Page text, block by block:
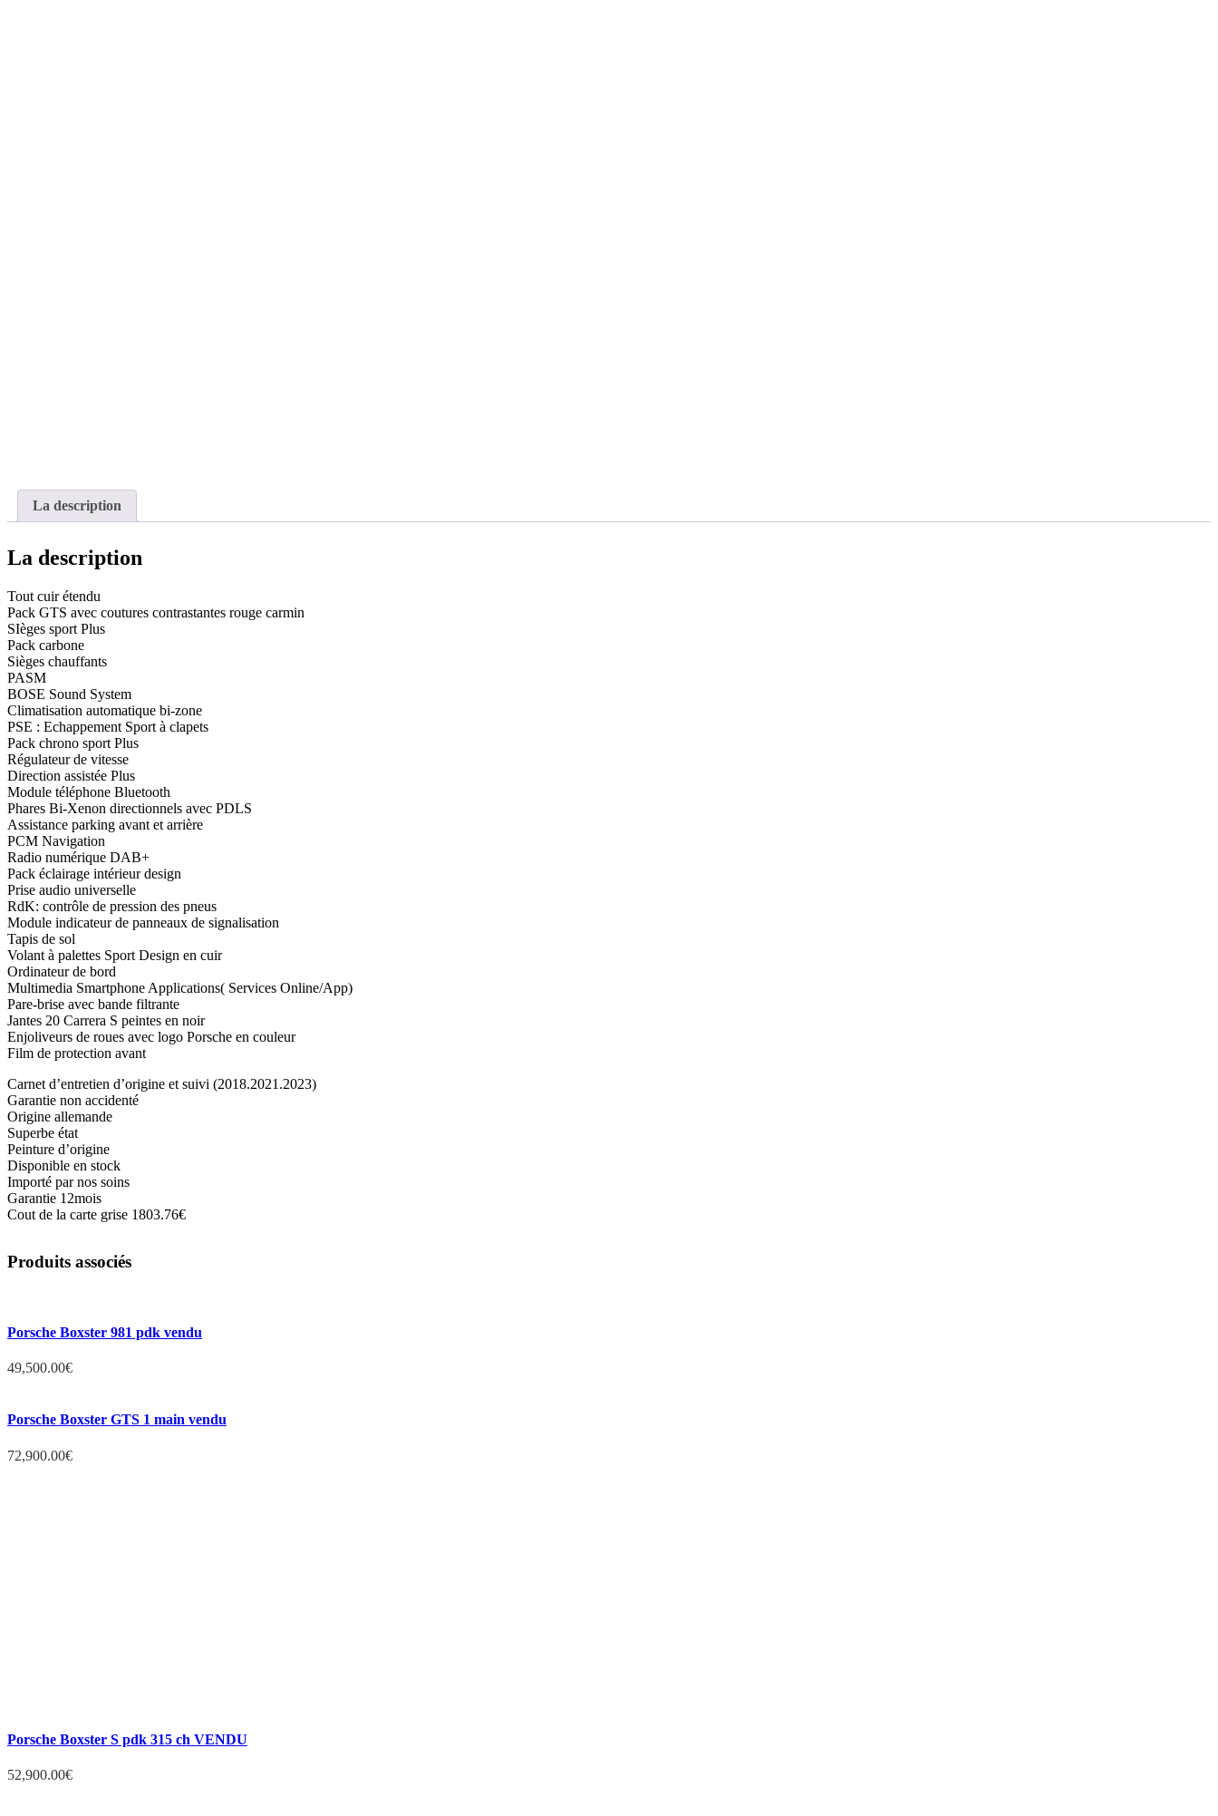
La description
La description
Tout cuir étendu
Pack GTS avec coutures contrastantes rouge carmin
SIèges sport Plus
Pack carbone
Sièges chauffants
PASM
BOSE Sound System
Climatisation automatique bi-zone
PSE : Echappement Sport à clapets
Pack chrono sport Plus
Régulateur de vitesse
Direction assistée Plus
Module téléphone Bluetooth
Phares Bi-Xenon directionnels avec PDLS
Assistance parking avant et arrière
PCM Navigation
Radio numérique DAB+
Pack éclairage intérieur design
Prise audio universelle
RdK: contrôle de pression des pneus
Module indicateur de panneaux de signalisation
Tapis de sol
Volant à palettes Sport Design en cuir
Ordinateur de bord
Multimedia Smartphone Applications( Services Online/App)
Pare-brise avec bande filtrante
Jantes 20 Carrera S peintes en noir
Enjoliveurs de roues avec logo Porsche en couleur
Film de protection avant
Carnet d’entretien d’origine et suivi (2018.2021.2023)
Garantie non accidenté
Origine allemande
Superbe état
Peinture d’origine
Disponible en stock
Importé par nos soins
Garantie 12mois
Cout de la carte grise 1803.76€
Produits associés
Porsche Boxster 981 pdk vendu
49,500.00€
Porsche Boxster GTS 1 main vendu
72,900.00€
Porsche Boxster S pdk 315 ch VENDU
52,900.00€